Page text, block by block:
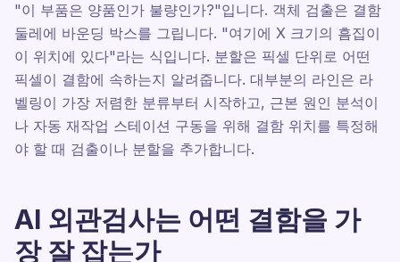
"이 부품은 양품인가 불량인가?"입니다. 객체 검출은 결함
둘레에 바운딩 박스를 그립니다. "여기에 X 크기의 흠집이
이 위치에 있다"라는 식입니다. 분할은 픽셀 단위로 어떤
픽셀이 결함에 속하는지 알려줍니다. 대부분의 라인은 라
벨링이 가장 저렴한 분류부터 시작하고, 근본 원인 분석이
나 자동 재작업 스테이션 구동을 위해 결함 위치를 특정해
야 할 때 검출이나 분할을 추가합니다.
AI 외관검사는 어떤 결함을 가
장 잘 잡는가